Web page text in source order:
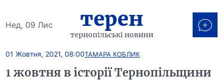
Нед, 09 Лис терен
тернопільські новини
01 Жовтня, 2021, 08:00ТАМАРА КОБЛИК
1 жовтня в історії Тернопільщини